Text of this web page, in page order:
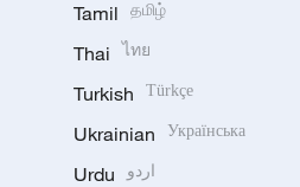
Tamil தமிழ்
Thai ไทย
Turkish Türkçe
Ukrainian Українська
Urdu اردو